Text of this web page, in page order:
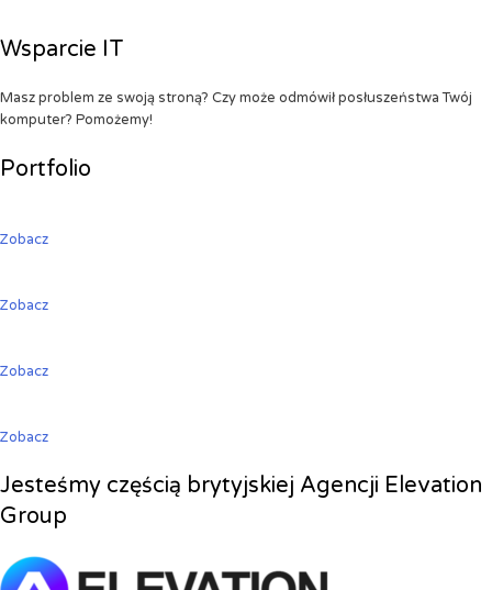
Wsparcie IT
Masz problem ze swoją stroną? Czy może odmówił posłuszeństwa Twój
komputer? Pomożemy!
Portfolio
Zobacz
Zobacz
Zobacz
Zobacz
Jesteśmy częścią brytyjskiej Agencji Elevation
Group